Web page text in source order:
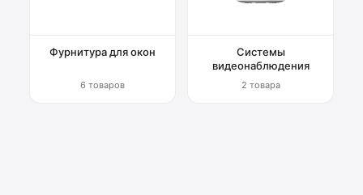
Фурнитура для окон
6 товаров
Системы
видеонаблюдения
2 товара